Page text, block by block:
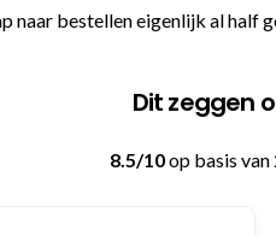
naar bestellen eigenlijk al half
Dit zeggen
8.5/10op basis